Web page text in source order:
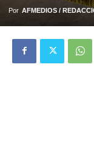
Por AFMEDIOS /